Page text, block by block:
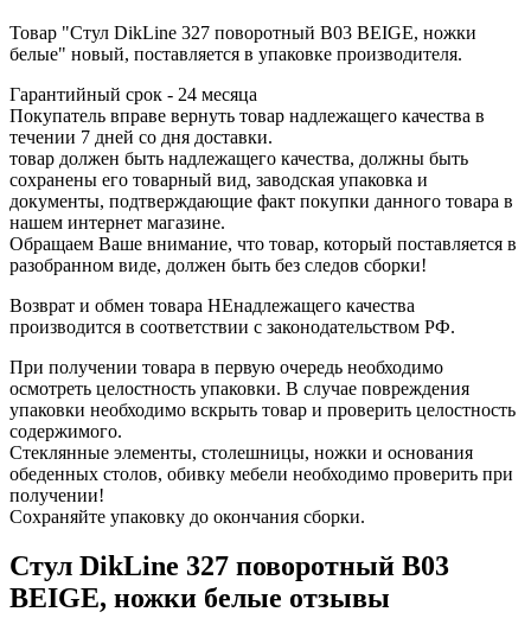
Товар "Стул DikLine 327 поворотный B03 BEIGE, ножки
белые" новый, поставляется в упаковке производителя.
Гарантийный срок - 24 месяца
Покупатель вправе вернуть товар надлежащего качества в
течении 7 дней со дня доставки.
товар должен быть надлежащего качества, должны быть
сохранены его товарный вид, заводская упаковка и
документы, подтверждающие факт покупки данного товара в
нашем интернет магазине.
Обращаем Ваше внимание, что товар, который поставляется в
разобранном виде, должен быть без следов сборки!
Возврат и обмен товара НЕнадлежащего качества
производится в соответствии с законодательством РФ.
При получении товара в первую очередь необходимо
осмотреть целостность упаковки. В случае повреждения
упаковки необходимо вскрыть товар и проверить целостность
содержимого.
Стеклянные элементы, столешницы, ножки и основания
обеденных столов, обивку мебели необходимо проверить при
получении!
Сохраняйте упаковку до окончания сборки.
Стул DikLine 327 поворотный B03
BEIGE, ножки белые отзывы